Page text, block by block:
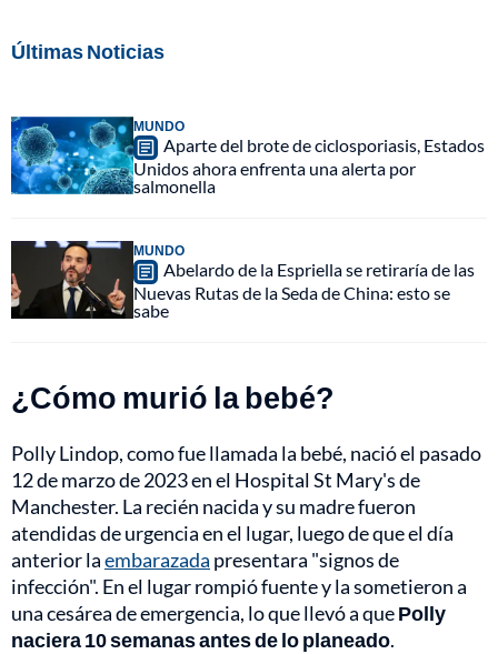
Últimas Noticias
MUNDO
Aparte del brote de ciclosporiasis, Estados
Unidos ahora enfrenta una alerta por
salmonella
MUNDO
Abelardo de la Espriella se retiraría de las
Nuevas Rutas de la Seda de China: esto se
sabe
¿Cómo murió la bebé?
Polly Lindop, como fue llamada la bebé, nació el pasado
12 de marzo de 2023 en el Hospital St Mary's de
Manchester. La recién nacida y su madre fueron
atendidas de urgencia en el lugar, luego de que el día
anterior laembarazada presentara "signos de
infección". En el lugar rompió fuente y la sometieron a
una cesárea de emergencia, lo que llevó a quePolly
naciera 10 semanas antes de lo planeado.